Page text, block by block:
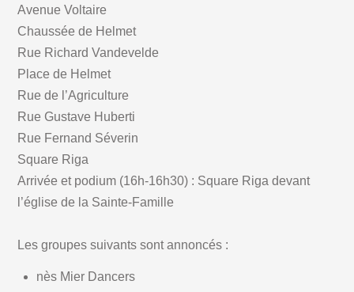
Avenue Voltaire
Chaussée de Helmet
Rue Richard Vandevelde
Place de Helmet
Rue de l’Agriculture
Rue Gustave Huberti
Rue Fernand Séverin
Square Riga
Arrivée et podium (16h-16h30) : Square Riga devant
l’église de la Sainte-Famille
Les groupes suivants sont annoncés :
nès Mier Dancers